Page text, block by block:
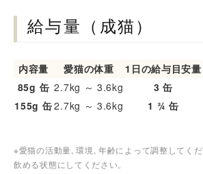
給与量（成猫）
内容量 愛猫の体重
1日の給与目安量
85g 缶 2.7kg ～ 3.6kg
3 缶
155g 缶2.7kg ～ 3.6kg 1 ¾ 缶
※愛猫の活動量, 環境, 年齢によって調整してく
飲める状態にしてください。